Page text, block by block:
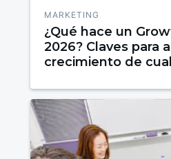
MARKETING
¿Qué hace un
2026? Claves para
crecimiento de